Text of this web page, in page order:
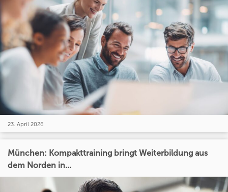
23. April 2026
München: Kompakttraining bringt Weiterbildung aus
dem Norden in...